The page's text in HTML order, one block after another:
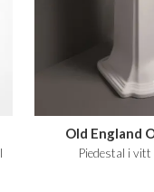
Old England
Piedestal i